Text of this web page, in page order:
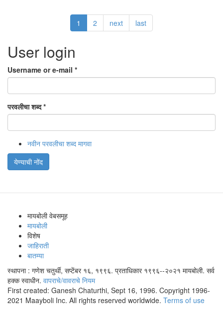
1 2 next last
User login
Username or e-mail *
परवलीचा शब्द*
नवीन परवलीचा शब्द मागवा
येण्याची नोंद
मायबोली वेबसमूह
मायबोली
विशेष
जाहिराती
बातम्या
स्थापना : गणेश चतुर्थी, सप्टेंबर १६, १९९६. प्रताधिकार १९९६--२०२१ मायबोली. सर्व
हक्क स्वाधीन. वापराचे/वावराचे नियम
First created: Ganesh Chaturthi, Sept 16, 1996. Copyright 1996-
2021 Maayboli Inc. All rights reserved worldwide. Terms of use